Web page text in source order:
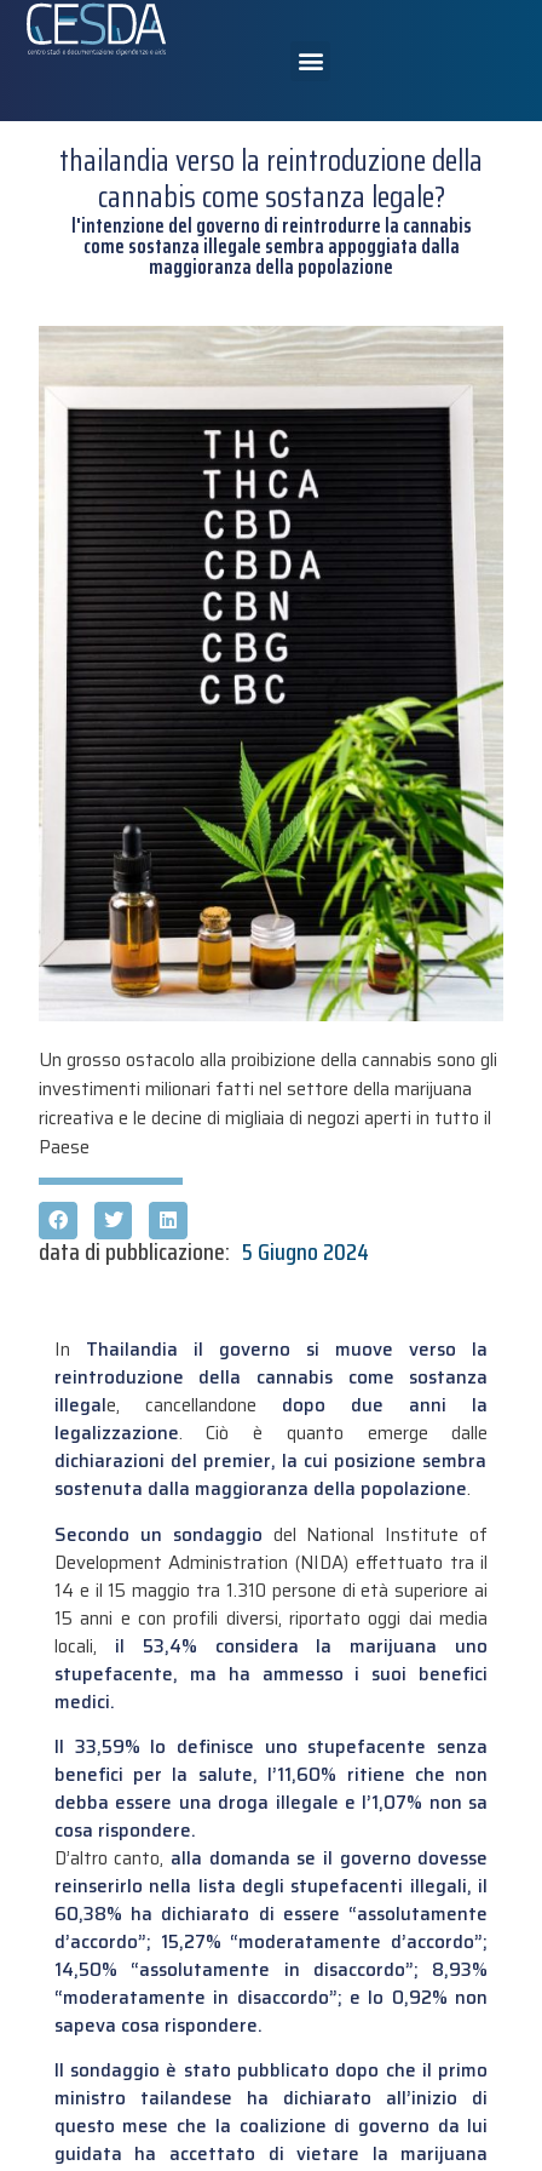
thailandia verso la reintroduzione della
cannabis come sostanza legale?
l'intenzione del governo di reintrodurre la cannabis
come sostanza illegale sembra appoggiata dalla
maggioranza della popolazione
Un grosso ostacolo alla proibizione della cannabis sono gli
investimenti milionari fatti nel settore della marijuana
ricreativa e le decine di migliaia di negozi aperti in tutto il
Paese
data di pubblicazione: 5 Giugno 2024
In Thailandia il governo si muove verso la
reintroduzione della cannabis come sostanza
illegale, cancellandone dopo due anni la
legalizzazione. Ciò è quanto emerge dalle
dichiarazioni del premier, la cui posizione sembra
sostenuta dalla maggioranza della popolazione.
Secondo un sondaggio del National Institute of
Development Administration (NIDA) effettuato tra il
14 e il 15 maggio tra 1.310 persone di età superiore ai
15 anni e con profili diversi, riportato oggi dai media
locali, il 53,4% considera la marijuana uno
stupefacente, ma ha ammesso i suoi benefici
medici.
Il 33,59% lo definisce uno stupefacente senza
benefici per la salute, l’11,60% ritiene che non
debba essere una droga illegale e l’1,07% non sa
cosa rispondere.
D’altro canto, alla domanda se il governo dovesse
reinserirlo nella lista degli stupefacenti illegali, il
60,38% ha dichiarato di essere “assolutamente
d’accordo”; 15,27% “moderatamente d’accordo”;
14,50% “assolutamente in disaccordo”; 8,93%
“moderatamente in disaccordo”; e lo 0,92% non
sapeva cosa rispondere.
Il sondaggio è stato pubblicato dopo che il primo
ministro tailandese ha dichiarato all’inizio di
questo mese che la coalizione di governo da lui
guidata ha accettato di vietare la marijuana